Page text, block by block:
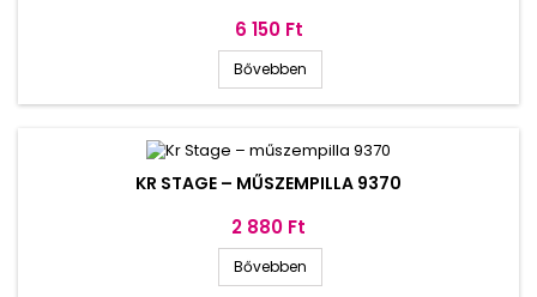
Ár
6 150 Ft
Bővebben
KR STAGE – MŰSZEMPILLA 9370
Ár
2 880 Ft
Bővebben